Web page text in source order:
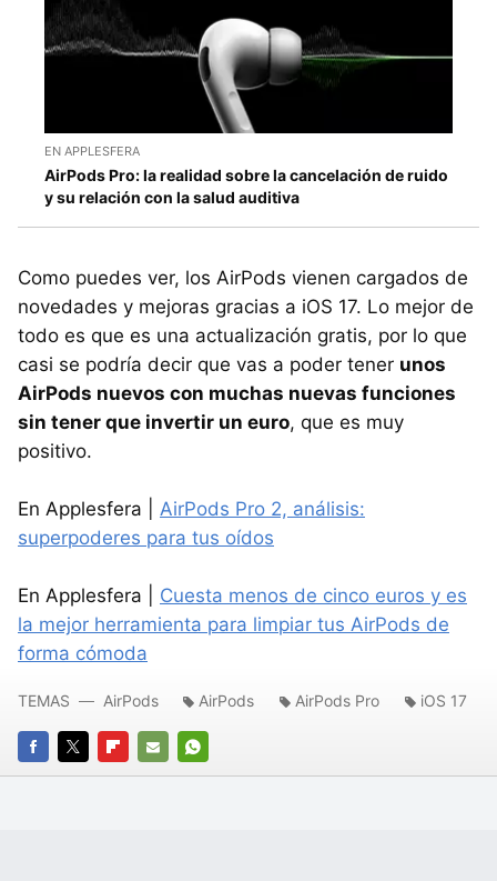
EN APPLESFERA
AirPods Pro: la realidad sobre la cancelación de ruido
y su relación con la salud auditiva
Como puedes ver, los AirPods vienen cargados de
novedades y mejoras gracias a iOS 17. Lo mejor de
todo es que es una actualización gratis, por lo que
casi se podría decir que vas a poder tener unos
AirPods nuevos con muchas nuevas funciones
sin tener que invertir un euro, que es muy
positivo.
En Applesfera | AirPods Pro 2, análisis:
superpoderes para tus oídos
En Applesfera | Cuesta menos de cinco euros y es
la mejor herramienta para limpiar tus AirPods de
forma cómoda
FACEBOOK
TWITTERFLIPBOARD
E-
WHATSAPP
TEMAS AirPods AirPods AirPods Pro iOS 17